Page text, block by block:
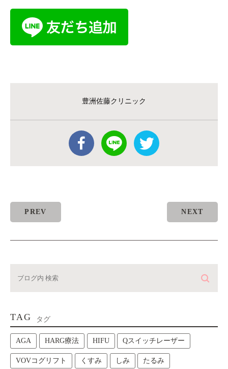
豊洲佐藤クリニック
PREV NEXT
TAG タグ
AGA HARG療法 HIFU Qスイッチレーザー
VOVコグリフト くすみ しみ たるみ